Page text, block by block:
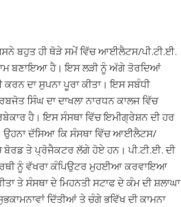
ਬਹੁਤ ਹੀ ਥੋੜੇ ਸਮੇਂ ਵਿੱਚ ਆਈਲੈਟਸ/ਪੀ.ਟੀ.ਈ.
ਬਣਾਇਆ ਹੈ। ਇਸ ਲੜੀ ਨੂੰ ਅੱਗੇ ਤੋਰਦਿਆਂ
ਦਾ ਸੁਪਨਾ ਪੂਰਾ ਕੀਤਾ। ਇਸ ਸਬੰਧੀ
ਸਿੰਘ ਦਾ ਦਾਖਲਾ ਨਾਰਧਨ ਕਾਲਜ ਵਿੱਚ
ਹੈ। ਇਸ ਸੰਸਥਾ ਵਿੱਚ ਇਮੀਗ੍ਰੇਸ਼ਨ ਦੀ ਹਰ
ਉਹਨਾ ਦੱਸਿਆ ਕਿ ਸੰਸਥਾ ਵਿੱਚ ਆਈਲੈਟਸ/
ਬੋਰਡ ਤੇ ਪ੍ਰੋਜੈਕਟਰ ਲੱਗੇ ਹੋਏ ਹਨ। ਪੀ.ਟੀ.ਈ. ਦੀ
ਨੂੰ ਵੱਖਰਾ ਕੰਪਿਉਟਰ ਮੁਹਈਆ ਕਰਵਾਇਆ
ਤੇ ਸੰਸਥਾ ਦੇ ਮਿਹਨਤੀ ਸਟਾਫ ਦੇ ਕੰਮ ਦੀ ਸ਼ਲਾਘਾ
ਦਿੱਤੀਆਂ ਤੇ ਚੰਗੇ ਭਵਿੱਖ ਦੀ ਕਾਮਨਾ